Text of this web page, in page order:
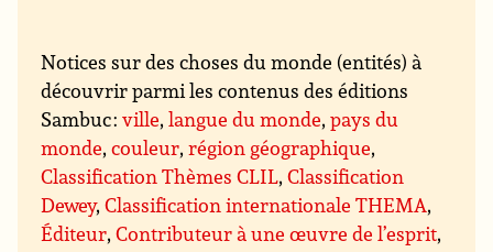
Notices sur des choses du monde (entités) à
découvrir parmi les contenus des éditions
Sambuc :ville,langue du monde,pays du
monde,couleur,région géographique,
Classification Thèmes CLIL,Classification
Dewey,Classification internationale THEMA,
Éditeur,Contributeur à une œuvre de l’esprit,